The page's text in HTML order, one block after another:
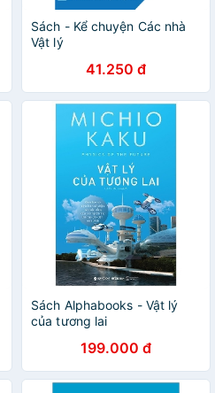
Sách - Kể chuyện Các nhà
Vật lý
41.250 đ
Sách Alphabooks - Vật lý
của tương lai
199.000 đ